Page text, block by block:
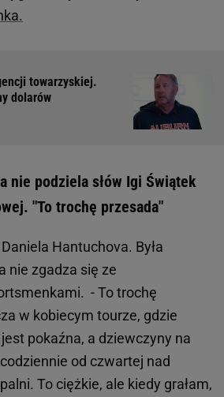
towarzyskiej.
dolarów
nie podziela słów Igi Świątek
"To trochę przesada"
Hantuchova. Była
nie zgadza się ze
- To trochę
w kobiecym tourze, gdzie
pokaźna, a dziewczyny na
od czwartej nad
To ciężkie, ale kiedy grałam,